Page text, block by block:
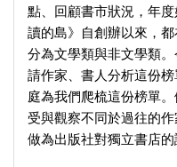
點、回顧書市狀況，年
讀的島》自創辦以來，
分為文學類與非文學類
請作家、書人分析這份
庭為我們爬梳這份榜單
受與觀察不同於過往的
做為出版社對獨立書店的